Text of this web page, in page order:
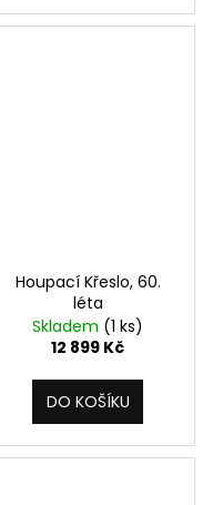
Houpací Křeslo, 60.
léta
Skladem (1 ks)
12 899 Kč
DO KOŠÍKU